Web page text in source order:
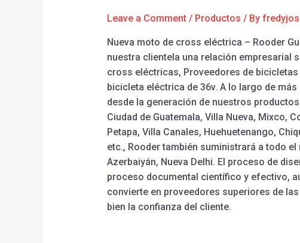
Leave a Comment / Productos / By
Nueva moto de cross eléctrica – Rooder
nuestra clientela una relación empresarial
cross eléctricas, Proveedores de
bicicleta eléctrica de 36v. A lo largo de
desde la generación de nuestros
Ciudad de Guatemala, Villa Nueva, Mixco,
Petapa, Villa Canales, Huehuetenango,
etc., Rooder también suministrará a todo
Azerbaiyán, Nueva Delhi. El proceso de
proceso documental científico y efectivo,
convierte en proveedores superiores de
bien la confianza del cliente.